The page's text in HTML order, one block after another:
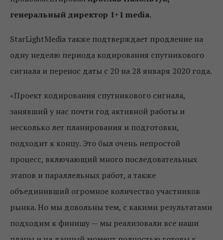
генеральный директор 1+1 media.
StarLightMedia также подтверждает продление на
одну неделю периода кодирования спутникового
сигнала и перенос даты с 20 на 28 января 2020 года.
«Проект кодирования спутникового сигнала,
занявший у нас почти год активной работы и
несколько лет планирования и подготовки,
подходит к концу. Это был очень непростой
процесс, включающий много последовательных
этапов и параллельных работ, а также
объединивший огромное количество участников
рынка. Но мы довольны тем, с какими результатами
подходим к финишу — мы реализовали все наши